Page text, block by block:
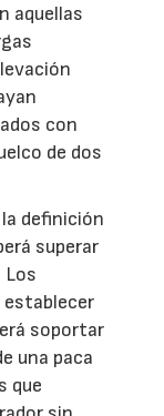
aquellas
con
de dos
definición
superar
establecer
soportar
una paca
que